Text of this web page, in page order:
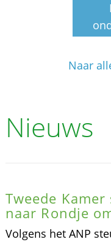
Naar
Nieuws
Tweede
naar Rondje
Volgens het ANP